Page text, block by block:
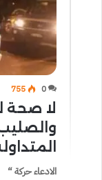
0
755
لا صحة
والصليب
الادعاء حركة “